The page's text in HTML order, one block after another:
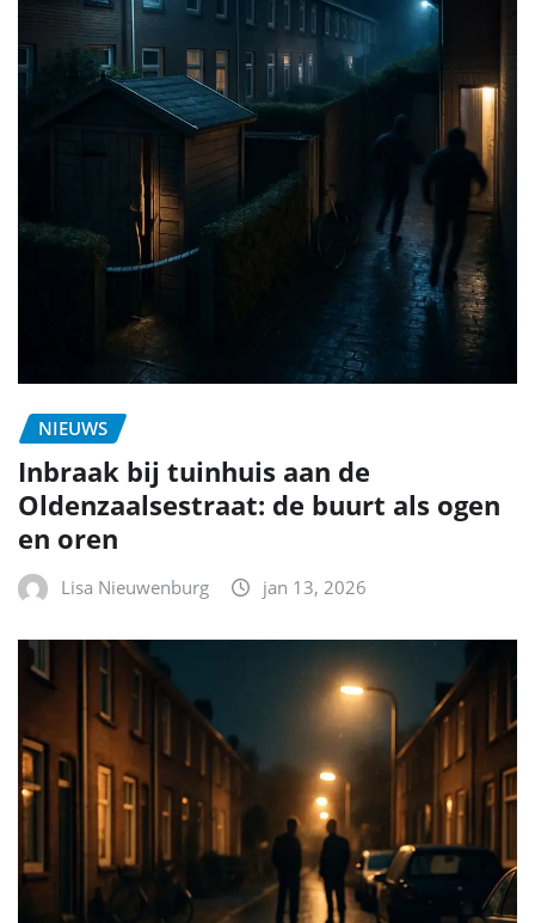
NIEUWS
Inbraak bij tuinhuis aan de
Oldenzaalsestraat: de buurt als ogen
en oren
Lisa Nieuwenburg jan 13, 2026